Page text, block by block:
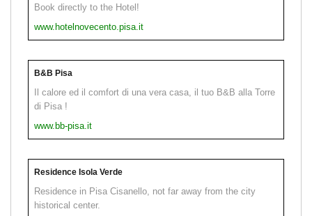
Book directly to the Hotel!
www.hotelnovecento.pisa.it
B&B Pisa
Il calore ed il comfort di una vera casa, il tuo B&B alla Torre
di Pisa !
www.bb-pisa.it
Residence Isola Verde
Residence in Pisa Cisanello, not far away from the city
historical center.